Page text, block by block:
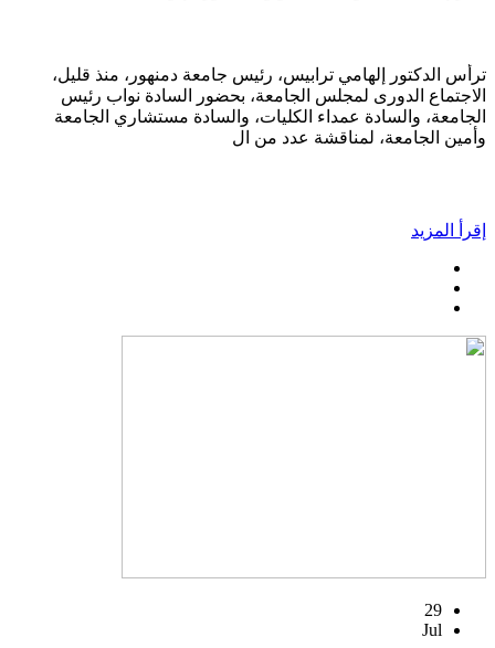
ترأس الدكتور إلهامي ترابيس، رئيس جامعة دمنهور، منذ قليل،
الاجتماع الدورى لمجلس الجامعة، بحضور السادة نواب رئيس
الجامعة، والسادة عمداء الكليات، والسادة مستشاري الجامعة
وأمين الجامعة، لمناقشة عدد من ال
إقرأ المزيد
29
Jul